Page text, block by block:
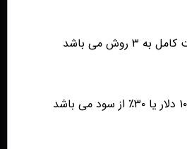
روش می باشد